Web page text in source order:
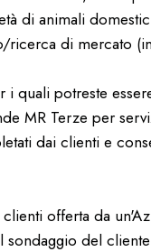
di animali
di mercato
quali potreste
MR Terze per
dai clienti e
offerta da
sondaggio del